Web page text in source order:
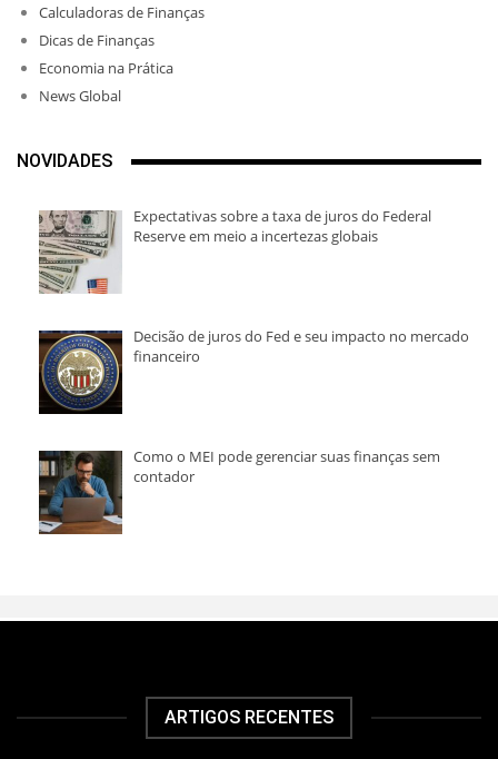
Calculadoras de Finanças
Dicas de Finanças
Economia na Prática
News Global
NOVIDADES
Expectativas sobre a taxa de juros do Federal
Reserve em meio a incertezas globais
Decisão de juros do Fed e seu impacto no mercado
financeiro
Como o MEI pode gerenciar suas finanças sem
contador
ARTIGOS RECENTES